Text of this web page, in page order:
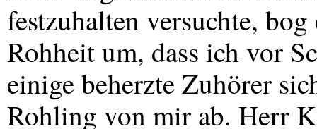
festzuhalten versuchte,
Rohheit um, dass ich vor
einige beherzte Zuhörer
Rohling von mir ab. Herr